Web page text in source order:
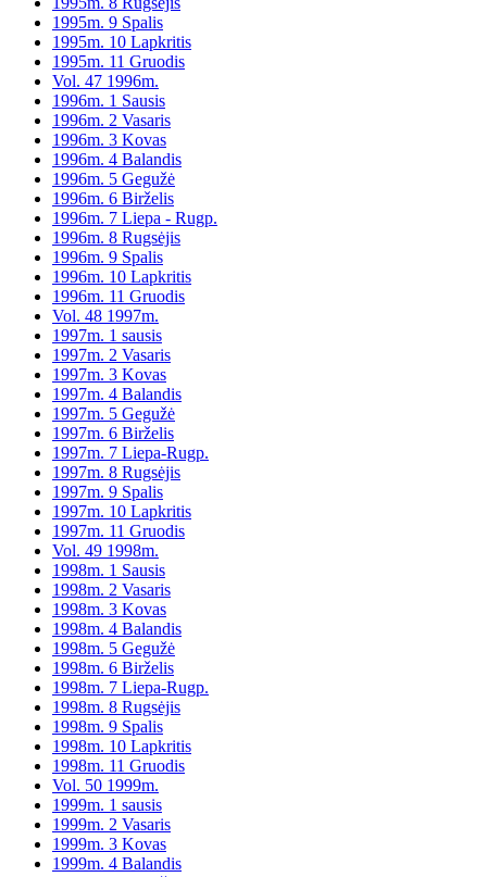
1995m. 9 Spalis
1995m. 10 Lapkritis
1995m. 11 Gruodis
Vol. 47 1996m.
1996m. 1 Sausis
1996m. 2 Vasaris
1996m. 3 Kovas
1996m. 4 Balandis
1996m. 5 Gegužė
1996m. 6 Birželis
1996m. 7 Liepa - Rugp.
1996m. 8 Rugsėjis
1996m. 9 Spalis
1996m. 10 Lapkritis
1996m. 11 Gruodis
Vol. 48 1997m.
1997m. 1 sausis
1997m. 2 Vasaris
1997m. 3 Kovas
1997m. 4 Balandis
1997m. 5 Gegužė
1997m. 6 Birželis
1997m. 7 Liepa-Rugp.
1997m. 8 Rugsėjis
1997m. 9 Spalis
1997m. 10 Lapkritis
1997m. 11 Gruodis
Vol. 49 1998m.
1998m. 1 Sausis
1998m. 2 Vasaris
1998m. 3 Kovas
1998m. 4 Balandis
1998m. 5 Gegužė
1998m. 6 Birželis
1998m. 7 Liepa-Rugp.
1998m. 8 Rugsėjis
1998m. 9 Spalis
1998m. 10 Lapkritis
1998m. 11 Gruodis
Vol. 50 1999m.
1999m. 1 sausis
1999m. 2 Vasaris
1999m. 3 Kovas
1999m. 4 Balandis